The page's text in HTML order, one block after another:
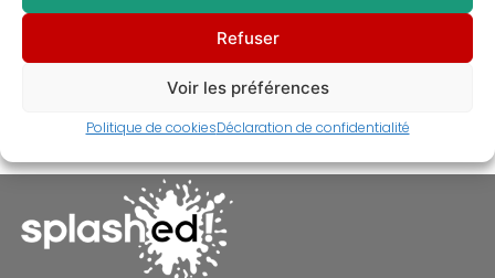
Refuser
Voir les préférences
Politique de cookiesDéclaration de confidentialité
01/12/2025 Totor Splashed Anecdotes,Déco murale,